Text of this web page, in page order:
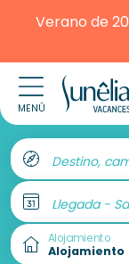
Verano de
MENÚ
Destino,
Llegada -
Alojamiento